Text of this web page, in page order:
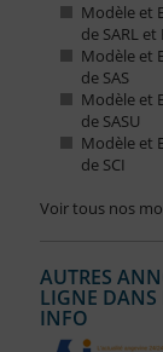
Modèle et
de SARL et
Modèle et
de SAS
Modèle et
de SASU
Modèle et
de SCI
Voir tous nos
AUTRES
LIGNE DANS
INFO